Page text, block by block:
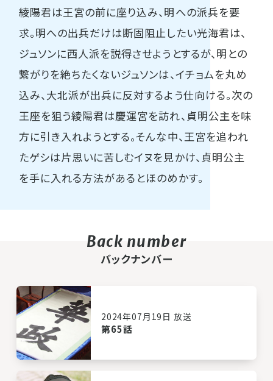
綾陽君は王宮の前に座り込み、明への派兵を要
求。明への出兵だけは断固阻止したい光海君は、
ジュソンに西人派を説得させようとするが、明との
繋がりを絶ちたくないジュソンは、イチョムを丸め
込み、大北派が出兵に反対するよう仕向ける。次の
王座を狙う綾陽君は慶運宮を訪れ、貞明公主を味
方に引き入れようとする。そんな中、王宮を追われ
たゲシは片思いに苦しむイヌを見かけ、貞明公主
を手に入れる方法があるとほのめかす。
バックナンバー
2024年07月19日 放送
第65話